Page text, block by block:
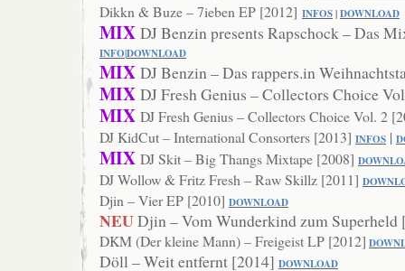
Dikkn & Buze – 7ieben EP [2012] INFOS|DOWNLOAD
MIX DJ Benzin presents Rapschock – Das
INFO|DOWNLOAD
MIX DJ Benzin – Das rappers.in
MIX DJ Fresh Genius – Collectors Choice
MIX DJ Fresh Genius – Collectors Choice Vol. 2
DJ KidCut – International Consorters [2013] INFOS |
MIX DJ Skit – Big Thangs Mixtape [2008]
DJ Wollow & Fritz Fresh – Raw Skillz [2011]
Djin – Vier EP [2010] DOWNLOAD
NEUDjin – Vom Wunderkind zum
DKM (Der kleine Mann) – Freigeist LP [2012]
Döll – Weit entfernt [2014] DOWNLOAD